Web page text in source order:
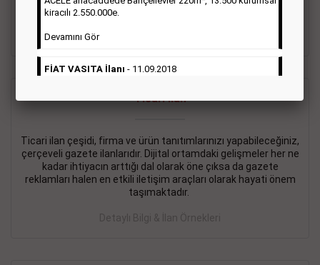
sayısı şartı aranmamaktadır.
Detaylı Bilgi & İlan Örnekleri
Ticari İlan
Ticari ilan çeşidi, firma ve ürün tanıtımlarınızı yapabileceğiniz,
çerçeveli gazete ilanlarıdır. Dijital ortamdaki gelişmeler her ne
kadar ihtiyacın arttığı dal olarak öne çıksa da gazete
reklamları halen en etkili iletişim araçları olarak hayati önem
taşımaktadır.
Detaylı Bilgi & İlan Örnekleri
kiracılı 2.550.000e.
Devamını Gör
FİAT VASITA İlanı - 11.09.2018
2.800.000e kurumsal mağaza.
BAKIRKÖY SATILIK İlanı- 11.09.2018
KARTALTEPEde kelepir 2+ 1 satılık daire